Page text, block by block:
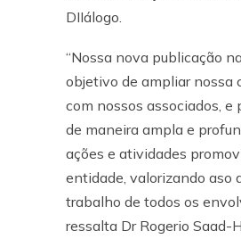
DIIálogo.
“Nossa nova publicação
objetivo de ampliar nossa
com nossos associados, e
de maneira ampla e
ações e atividades
entidade, valorizando aso
trabalho de todos os
ressalta Dr Rogerio Saad-